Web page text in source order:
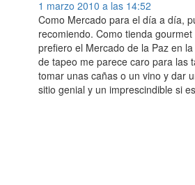
1 marzo 2010 a las 14:52
Como Mercado para el día a día,
recomiendo. Como tienda
prefiero el Mercado de la Paz en
de tapeo me parece caro para las
tomar unas cañas o un vino y dar
sitio genial y un imprescindible si